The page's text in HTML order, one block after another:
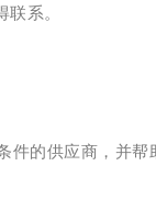
系。
的供应商，并